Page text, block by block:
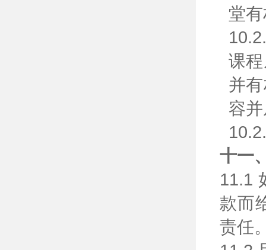
堂
课
并
容
十一
11.1
款而
责任